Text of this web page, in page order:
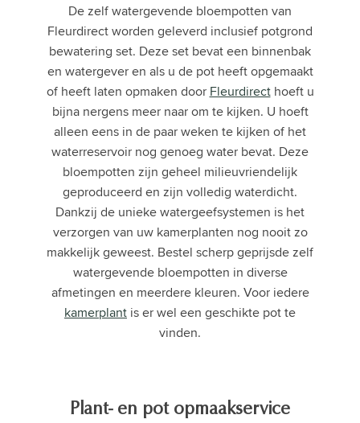
De zelf watergevende bloempotten van
Fleurdirect worden geleverd inclusief potgrond
bewatering set. Deze set bevat een binnenbak
en watergever en als u de pot heeft opgemaakt
of heeft laten opmaken door Fleurdirecthoeft u
bijna nergens meer naar om te kijken. U hoeft
alleen eens in de paar weken te kijken of het
waterreservoir nog genoeg water bevat. Deze
bloempotten zijn geheel milieuvriendelijk
geproduceerd en zijn volledig waterdicht.
Dankzij de unieke watergeefsystemen is het
verzorgen van uw kamerplanten nog nooit zo
makkelijk geweest. Bestel scherp geprijsde zelf
watergevende bloempotten in diverse
afmetingen en meerdere kleuren. Voor iedere
kamerplant is er wel een geschikte pot te
vinden.
Plant- en pot opmaakservice